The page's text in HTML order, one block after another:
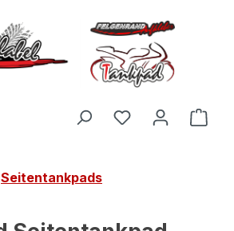
Du hast 0
Seitentankpads